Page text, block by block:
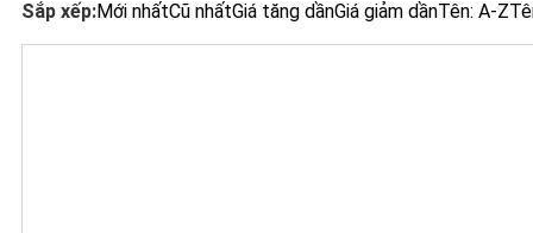
Sắp xếp:Mới nhấtCũ nhấtGiá tăng dầnGiá giảm dầnTên: A-Z